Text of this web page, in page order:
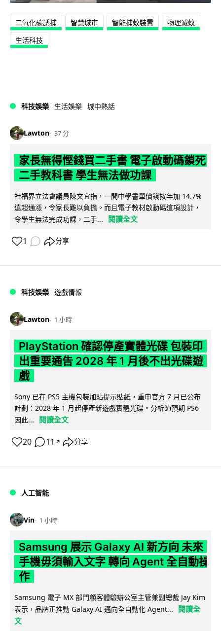
二氧化碳誘捕 智慧城市 智能捕蚊裝置
物理滅蚊
生活科技
科技娛樂 生活娛樂 城中熱話
Lawton 37 分
家長無得慳錢買二手書 電子啟動碼鎖死
二手教科書 學生無法做功課
社福界立法會議員陳文宜指，一間中學書單價錢按年加 14.7%
遠超通漲，令家長難以負擔。而且電子教材啟動碼這項設計，
令學生無法完成功課，二手...
閱讀全文
1 分享
科技娛樂 遊戲情報
Lawton 1 小時
PlayStation 確認停產實體光碟 包裝印
出重要通告 2028 年 1 月後不出光碟遊
戲
Sony 已在 PS5 主機包裝加貼提示貼紙，重申官方 7 月已公布
計劃：2028 年 1 月起停產新遊戲實體光碟。分析師預期 PS6
因此...
閱讀全文
20 11 ↗ 分享
人工智能
Vin 1 小時
Samsung 展示 Galaxy AI 新方向 未來
手機毋須輸入文字 轉向 Agent 全自動操
作
Samsung 電子 MX 部門顧客體驗辦公室主管兼副總裁 Jay Kim
表示，品牌正推動 Galaxy AI 邁向全自動化 Agent...
閱讀全
文